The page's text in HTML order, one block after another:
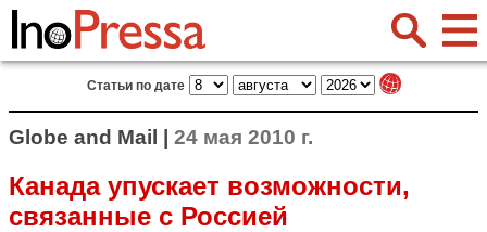
Статьи по дате
Globe and Mail | 24 мая 2010 г.
Канада упускает возможности,
связанные с Россией